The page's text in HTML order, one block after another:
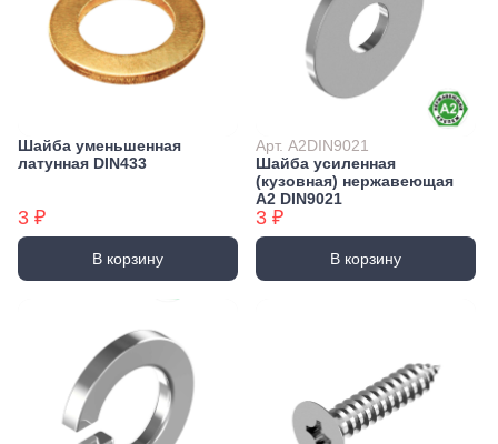
Шайба уменьшенная
латунная DIN433
3 ₽
В корзину
Арт. А2DIN9021
Шайба усиленная
(кузовная) нержавеющая
А2 DIN9021
3 ₽
В корзину